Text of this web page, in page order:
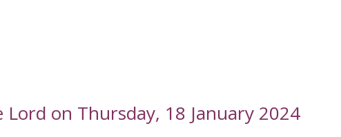
on Thursday, 18 January 2024